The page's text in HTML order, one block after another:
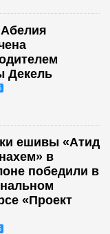
Декель
ешивы «Атид
в
победили в
«Проект